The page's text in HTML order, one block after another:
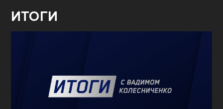
ИТОГИ